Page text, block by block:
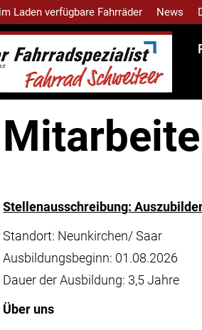
Laden verfügbare Fahrräder News
Stellenausschreibung:
Standort: Neunkirchen/ Saar
Ausbildungsbeginn: 01.08.2026
Dauer der Ausbildung: 3,5 Jahre
Über uns